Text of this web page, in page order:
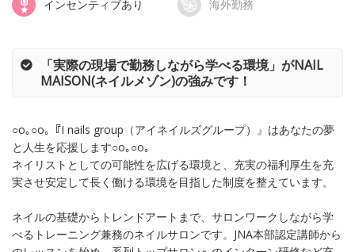
インセンティブあり 海外勤務
「実際の現場で勤務しながら学べる環境」がNAIL
MAISON(ネイルメゾン)の強みです！
○o｡○o｡『I nails group（アイネイルズグループ）』はあなたの夢
と人生を応援します○o｡○o｡
ネイリストとしての可能性を広げる環境と、充実の福利厚生を充
実させ安定して長く働ける環境を目指した制度を整えています。
ネイルの基礎からトレンドアートまで、サロンワークしながら学
べるトレーニング兼務のネイルサロンです。JNA本部認定講師から